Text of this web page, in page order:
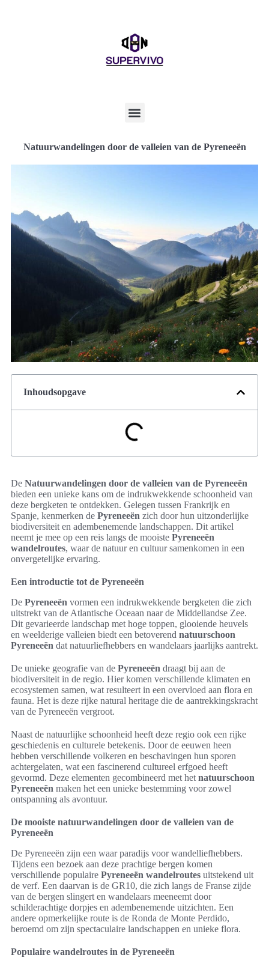
Natuurwandelingen door de valleien van de Pyreneeën
Inhoudsopgave
De Natuurwandelingen door de valleien van de Pyreneeën
bieden een unieke kans om de indrukwekkende schoonheid van
deze bergketen te ontdekken. Gelegen tussen Frankrijk en
Spanje, kenmerken de Pyreneeën zich door hun uitzonderlijke
biodiversiteit en adembenemende landschappen. Dit artikel
neemt je mee op een reis langs de mooiste Pyreneeën
wandelroutes, waar de natuur en cultuur samenkomen in een
onvergetelijke ervaring.
Een introductie tot de Pyreneeën
De Pyreneeën vormen een indrukwekkende bergketen die zich
uitstrekt van de Atlantische Oceaan naar de Middellandse Zee.
Dit gevarieerde landschap met hoge toppen, glooiende heuvels
en weelderige valleien biedt een betoverend natuurschoon
Pyreneeën dat natuurliefhebbers en wandelaars jaarlijks aantrekt.
De unieke geografie van de Pyreneeën draagt bij aan de
biodiversiteit in de regio. Hier komen verschillende klimaten en
ecosystemen samen, wat resulteert in een overvloed aan flora en
fauna. Het is deze rijke natural heritage die de aantrekkingskracht
van de Pyreneeën vergroot.
Naast de natuurlijke schoonheid heeft deze regio ook een rijke
geschiedenis en culturele betekenis. Door de eeuwen heen
hebben verschillende volkeren en beschavingen hun sporen
achtergelaten, wat een fascinerend cultureel erfgoed heeft
gevormd. Deze elementen gecombineerd met het natuurschoon
Pyreneeën maken het een unieke bestemming voor zowel
ontspanning als avontuur.
De mooiste natuurwandelingen door de valleien van de
Pyreneeën
De Pyreneeën zijn een waar paradijs voor wandelliefhebbers.
Tijdens een bezoek aan deze prachtige bergen komen
verschillende populaire Pyreneeën wandelroutes uitstekend uit
de verf. Een daarvan is de GR10, die zich langs de Franse zijde
van de bergen slingert en wandelaars meeneemt door
schilderachtige dorpjes en adembenemende uitzichten. Een
andere opmerkelijke route is de Ronda de Monte Perdido,
beroemd om zijn spectaculaire landschappen en unieke flora.
Populaire wandelroutes in de Pyreneeën